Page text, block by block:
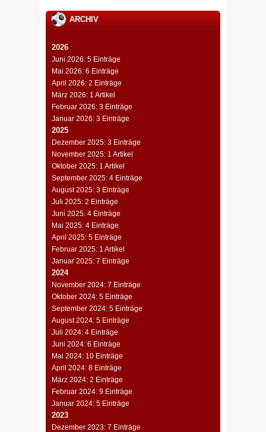
ARCHIV
2026
Juni 2026: 5 Einträge
Mai 2026: 6 Einträge
April 2026: 2 Einträge
März 2026: 1 Artikel
Februar 2026: 3 Einträge
Januar 2026: 3 Einträge
2025
Dezember 2025: 3 Einträge
November 2025: 1 Artikel
Oktober 2025: 1 Artikel
September 2025: 4 Einträge
August 2025: 3 Einträge
Juli 2025: 2 Einträge
Juni 2025: 4 Einträge
Mai 2025: 4 Einträge
April 2025: 5 Einträge
Februar 2025: 1 Artikel
Januar 2025: 7 Einträge
2024
November 2024: 7 Einträge
Oktober 2024: 5 Einträge
September 2024: 5 Einträge
August 2024: 5 Einträge
Juli 2024: 4 Einträge
Juni 2024: 6 Einträge
Mai 2024: 10 Einträge
April 2024: 8 Einträge
März 2024: 2 Einträge
Februar 2024: 9 Einträge
Januar 2024: 5 Einträge
2023
Dezember 2023: 7 Einträge